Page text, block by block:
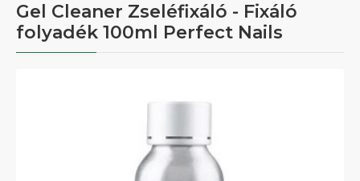
Gel Cleaner Zseléfixáló - Fixáló
folyadék 100ml Perfect Nails